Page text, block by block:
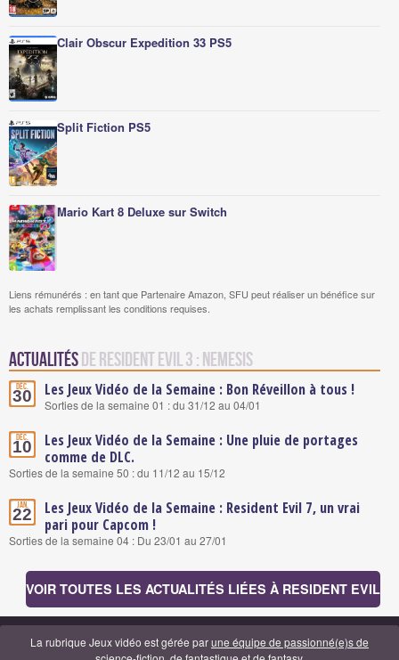
Clair Obscur Expedition 33 PS5
Split Fiction PS5
Mario Kart 8 Deluxe sur Switch
Liens rémunérés : en tant que Partenaire Amazon, SFU peut réaliser un bénéfice sur
les achats remplissant les conditions requises.
Actualitésde Resident Evil 3 : Nemesis
Déc.
30 Les Jeux Vidéo de la Semaine : Bon Réveillon à tous !
Sorties de la semaine 01 : du 31/12 au 04/01
Déc.
10
Les Jeux Vidéo de la Semaine : Une pluie de portages
comme de DLC.
Sorties de la semaine 50 : du 11/12 au 15/12
Jan.
22
Les Jeux Vidéo de la Semaine : Resident Evil 7, un vrai
pari pour Capcom !
Sorties de la semaine 04 : Du 23/01 au 27/01
VOIR TOUTES LES ACTUALITÉS LIÉES À RESIDENT EVIL
La rubrique Jeux vidéo est gérée parune équipe de passionné(e)s de